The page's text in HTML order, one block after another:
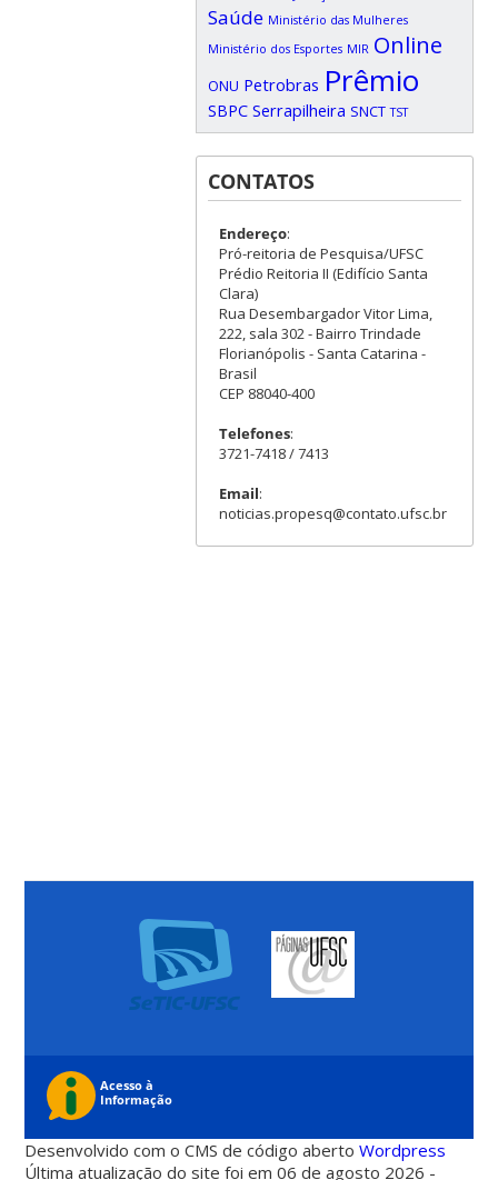
Saúde Ministério das Mulheres
Ministério dos Esportes MIR Online
ONU Petrobras Prêmio
SBPC Serrapilheira SNCT TST
CONTATOS
Endereço:
Pró-reitoria de Pesquisa/UFSC
Prédio Reitoria II (Edifício Santa
Clara)
Rua Desembargador Vitor Lima,
222, sala 302 - Bairro Trindade
Florianópolis - Santa Catarina -
Brasil
CEP 88040-400
Telefones:
3721-7418 / 7413
Email:
noticias.propesq@contato.ufsc.br
Desenvolvido com o CMS de código abertoWordpress
Última atualização do site foi em 06 de agosto 2026 -